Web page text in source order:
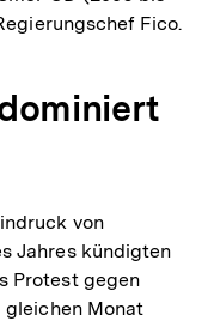
Fico.
von
Jahres kündigten
Protest gegen
gleichen Monat